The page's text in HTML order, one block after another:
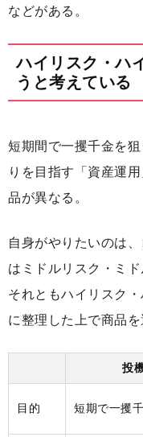
などがある。
ハイリスク・ハ
うと考えている
短期間で一攫千金を
りを目指す「資産運
品が異なる。
自身がやりたいのは
はミドルリスク・ミ
それともハイリスク
に整理した上で商品を
投
目的 短期で一攫